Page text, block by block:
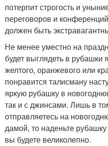
потерпит строгость и
переговоров и
должен быть
Не менее уместно на
будет выглядеть в рубашки
желтого, оранжевого или
понравится талисману
яркую рубашку в
так и с джинсами. Лишь в
отправляетесь на
дамой, то наденьте
вы будете великолепно.